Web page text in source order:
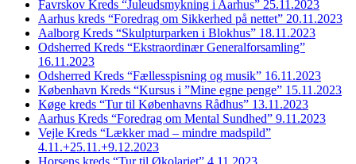
Favrskov Kreds “Juleudsmykning i Aarhus” 25.11.2023
Aarhus kreds “Foredrag om Sikkerhed på nettet” 20.11.2023
Aalborg Kreds “Skulpturparken i Blokhus” 18.11.2023
Odsherred Kreds “Ekstraordinær Generalforsamling”
16.11.2023
Odsherred Kreds “Fællesspisning og musik” 16.11.2023
København Kreds “Kursus i ”Mine egne penge” 15.11.2023
Køge kreds “Tur til Københavns Rådhus” 13.11.2023
Aarhus Kreds “Foredrag om Mental Sundhed” 9.11.2023
Vejle Kreds “Lækker mad – mindre madspild”
4.11.+25.11.+9.12.2023
Horsens kreds “Tur til Økolariet” 4.11.2023